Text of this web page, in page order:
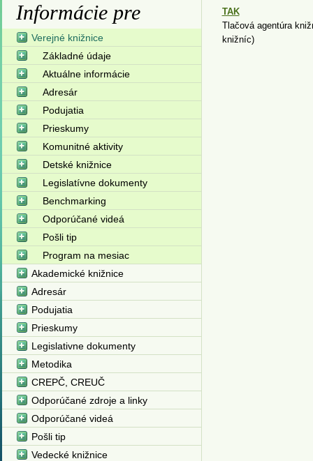
TAK
Tlačová agentúra
knižníc)
Informácie pre
Verejné knižnice
Základné údaje
Aktuálne informácie
Adresár
Podujatia
Prieskumy
Komunitné aktivity
Detské knižnice
Legislatívne dokumenty
Benchmarking
Odporúčané videá
Pošli tip
Program na mesiac
Akademické knižnice
Adresár
Podujatia
Prieskumy
Legislativne dokumenty
Metodika
CREPČ, CREUČ
Odporúčané zdroje a linky
Odporúčané videá
Pošli tip
Vedecké knižnice